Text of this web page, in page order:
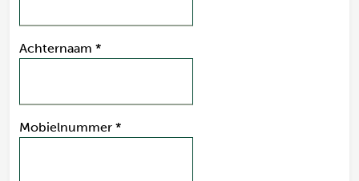
Achternaam *
Mobielnummer *